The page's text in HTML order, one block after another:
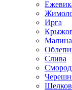
Ирга
Малина
Слива